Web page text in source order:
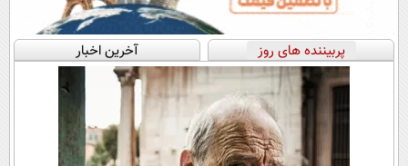
پربیننده های روز آخرین اخبار